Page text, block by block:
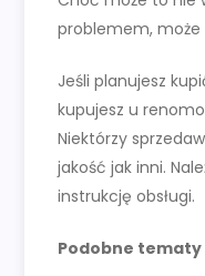
problemem,
Jeśli planujesz
kupujesz u
Niektórzy
jakość jak inni.
instrukcję obsługi.
Podobne tematy